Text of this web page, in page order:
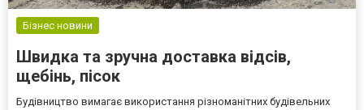
Бізнес новини
Швидка та зручна доставка відсів,
щебінь, пісок
Будівництво вимагає використання різноманітних будівельних